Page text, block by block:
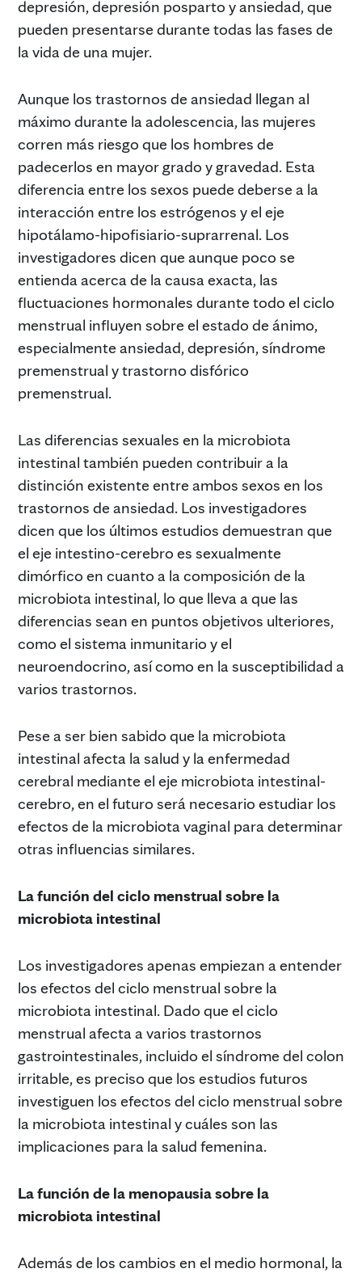
depresión, depresión posparto y ansiedad, que
pueden presentarse durante todas las fases de
la vida de una mujer.
Aunque los trastornos de ansiedad llegan al
máximo durante la adolescencia, las mujeres
corren más riesgo que los hombres de
padecerlos en mayor grado y gravedad. Esta
diferencia entre los sexos puede deberse a la
interacción entre los estrógenos y el eje
hipotálamo-hipofisiario-suprarrenal. Los
investigadores dicen que aunque poco se
entienda acerca de la causa exacta, las
fluctuaciones hormonales durante todo el ciclo
menstrual influyen sobre el estado de ánimo,
especialmente ansiedad, depresión, síndrome
premenstrual y trastorno disfórico
premenstrual.
Las diferencias sexuales en la microbiota
intestinal también pueden contribuir a la
distinción existente entre ambos sexos en los
trastornos de ansiedad. Los investigadores
dicen que los últimos estudios demuestran que
el eje intestino-cerebro es sexualmente
dimórfico en cuanto a la composición de la
microbiota intestinal, lo que lleva a que las
diferencias sean en puntos objetivos ulteriores,
como el sistema inmunitario y el
neuroendocrino, así como en la susceptibilidad a
varios trastornos.
Pese a ser bien sabido que la microbiota
intestinal afecta la salud y la enfermedad
cerebral mediante el eje microbiota intestinal-
cerebro, en el futuro será necesario estudiar los
efectos de la microbiota vaginal para determinar
otras influencias similares.
La función del ciclo menstrual sobre la
microbiota intestinal
Los investigadores apenas empiezan a entender
los efectos del ciclo menstrual sobre la
microbiota intestinal. Dado que el ciclo
menstrual afecta a varios trastornos
gastrointestinales, incluido el síndrome del colon
irritable, es preciso que los estudios futuros
investiguen los efectos del ciclo menstrual sobre
la microbiota intestinal y cuáles son las
implicaciones para la salud femenina.
La función de la menopausia sobre la
microbiota intestinal
Además de los cambios en el medio hormonal, la